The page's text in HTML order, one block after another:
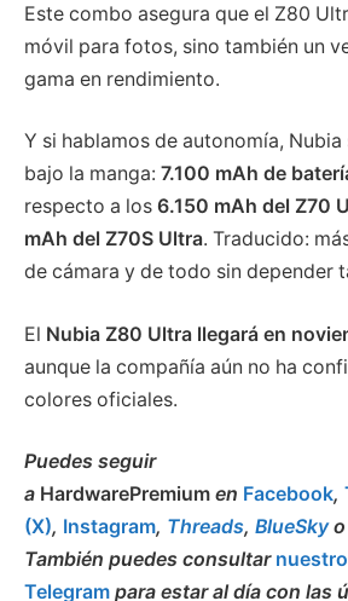
Este combo asegura que el Z80
móvil para fotos, sino también un
gama en rendimiento.
Y si hablamos de autonomía, Nubia
bajo la manga: 7.100 mAh de
respecto a los 6.150 mAh del Z70
mAh del Z70S Ultra. Traducido:
de cámara y de todo sin depender
El Nubia Z80 Ultra llegará en
aunque la compañía aún no ha
colores oficiales.
Puedes seguir
a HardwarePremium en Facebook,
(X), Instagram, Threads, BlueSkyo
También puedes consultar
Telegram para estar al día con las